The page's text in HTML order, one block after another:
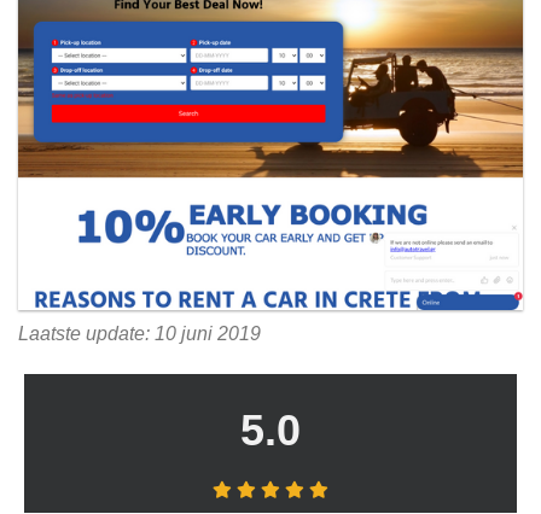
Laatste update: 10 juni 2019
5.0